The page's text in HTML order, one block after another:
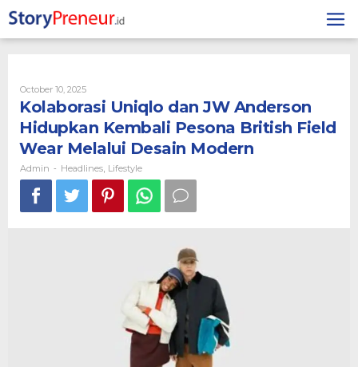
to
content
October 10, 2025By
Admin
Kolaborasi Uniqlo dan JW Anderson
Hidupkan Kembali Pesona British Field
Wear Melalui Desain Modern
Admin - Headlines Lifestyle